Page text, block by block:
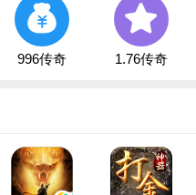
996传奇 1.76传奇